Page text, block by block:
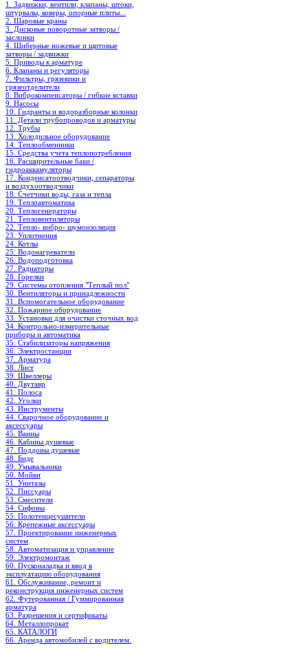
1. Задвижки, вентили, клапаны, штоки,
штурвалы, коверы, опорные плиты...
2. Шаровые краны
3. Дисковые поворотные затворы /
заслонки
4. Шиберные ножевые и щитовые
затворы / задвижки
5. Приводы к арматуре
6. Клапаны и регуляторы
7. Фильтры, грязевики и
грязеотделители
8. Виброкомпенсаторы / гибкие вставки
9. Насосы
10. Гидранты и водоразборные колонки
11. Детали трубопроводов и арматуры
12. Трубы
13. Холодильное oборудование
14. Теплообменники
15. Средства учета теплопотребления
16. Расширительные баки /
гидроаккамуляторы
17. Конденсатоотводчики, сепараторы
и воздухоотводчики
18. Счетчики воды, газа и тепла
19. Теплоавтоматика
20. Теплогенераторы
21. Тепловентиляторы
22. Тепло- вибро- шумоизоляция
23. Уплотнения
24. Котлы
25. Водонагреватели
26. Водоподготовка
27. Радиаторы
28. Горелки
29. Системы отопления "Теплый пол"
30. Вентиляторы и принадлежности
31. Вспомогательное оборудование
32. Пожарное оборудование
33. Установки для очистки сточных вод
34. Контрольно-измерительные
приборы и автоматика
35. Стабилизаторы напряжения
36. Электростанции
37. Арматура
38. Лист
39. Швеллеры
40. Двутавр
41. Полоса
42. Уголки
43. Инструменты
44. Сварочное оборудование и
аксессуары
45. Ванны
46. Кабины душевые
47. Поддоны душевые
48. Биде
49. Умывальники
50. Мойки
51. Унитазы
52. Писсуары
53. Смесители
54. Сифоны
55. Полотенцесушители
56. Крепежные аксессуары
57. Проектирование инженерных
систем
58. Автоматизация и управление
59. Электромонтаж
60. Пусконаладка и ввод в
эксплуатацию оборудования
61. Обслуживание, ремонт и
реконструкция инженерных систем
62. Футерованная / Гуммированная
арматура
63. Разрешения и сертификаты
64. Металлопрокат
65. КАТАЛОГИ
66. Аренда автомобилей с водителем.